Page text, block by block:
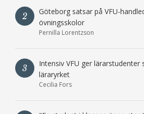
2
Göteborg satsar på VFU-
övningsskolor
Pernilla Lorentzson
3
Intensiv VFU ger
läraryrket
Cecilia Fors